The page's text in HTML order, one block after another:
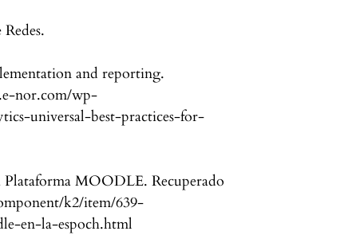
and reporting.
nor.com/wp-
universal-best-practices-for-
MOODLE. Recuperado
k2/item/639-
en-la-espoch.html